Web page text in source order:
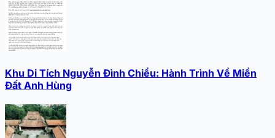
Khu Di Tích Nguyễn Đình Chiểu: Hành Trình Về Miền
Đất Anh Hùng